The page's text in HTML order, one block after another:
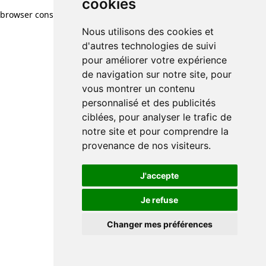
cookies
Nous utilisons des cookies et
d'autres technologies de suivi
pour améliorer votre expérience
de navigation sur notre site, pour
vous montrer un contenu
personnalisé et des publicités
ciblées, pour analyser le trafic de
notre site et pour comprendre la
provenance de nos visiteurs.
J'accepte
Je refuse
Changer mes préférences
browser console for more information)